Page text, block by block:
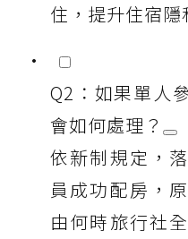
住，提升住宿隱
Q2：如果單人
會如何處理？
依新制規定，
員成功配房，
由何時旅行社